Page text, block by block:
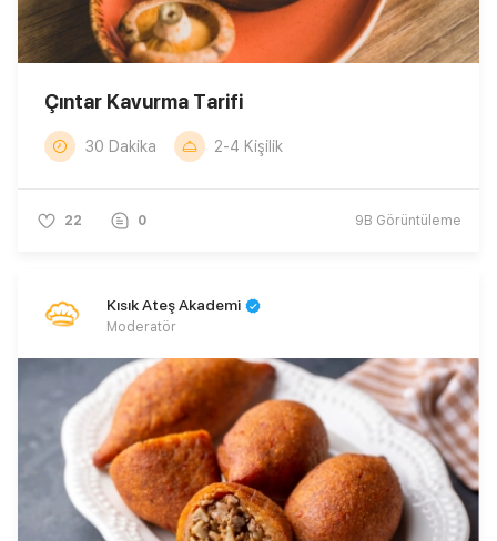
Çıntar Kavurma Tarifi
30 Dakika 2-4 Kişilik
22 0 9B Görüntüleme
Kısık Ateş Akademi
Moderatör